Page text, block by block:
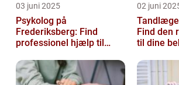
03 juni 2025
Psykolog på
Frederiksberg: Find
professionel hjælp til
02 juni
Find den
til dine